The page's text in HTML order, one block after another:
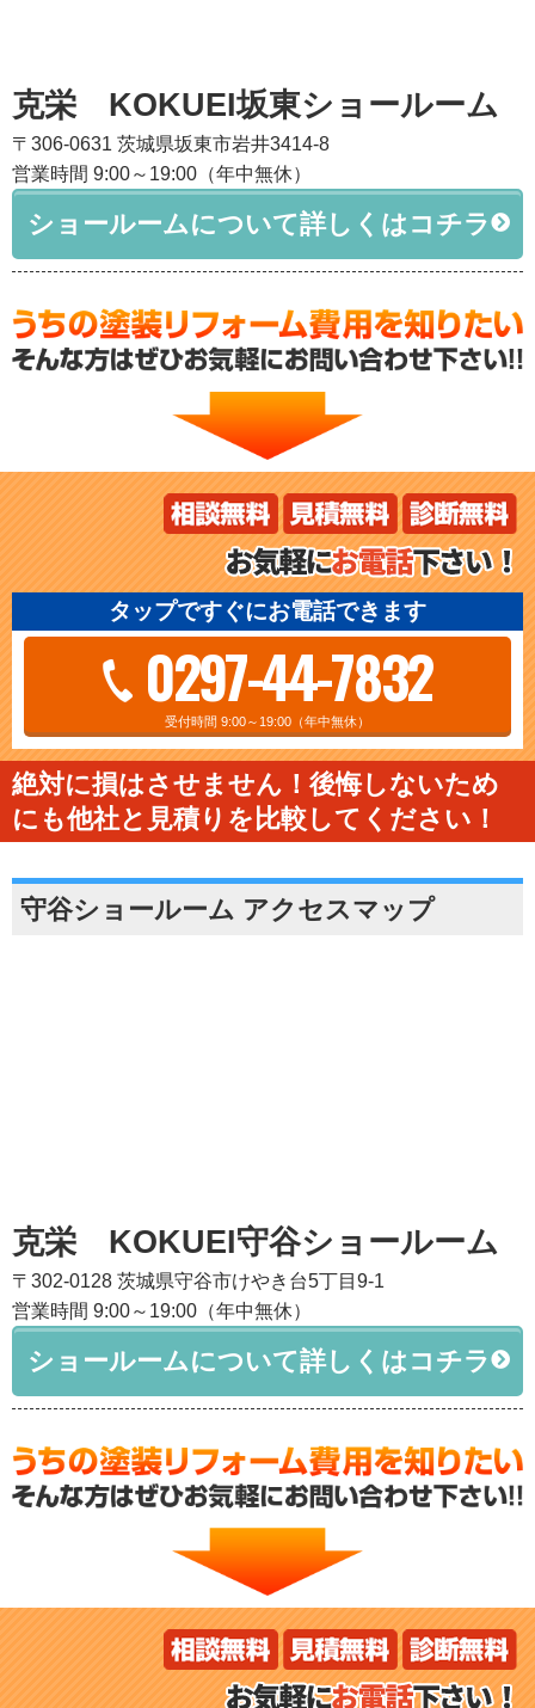
克栄 KOKUEI坂東ショールーム
〒306-0631 茨城県坂東市岩井3414-8
営業時間 9:00～19:00（年中無休）
ショールームについて詳しくはコチラ
タップですぐにお電話できます
0297-44-7832
受付時間 9:00～19:00（年中無休）
絶対に損はさせません！後悔しないため
にも他社と見積りを比較してください！
守谷ショールーム アクセスマップ
克栄 KOKUEI守谷ショールーム
〒302-0128 茨城県守谷市けやき台5丁目9-1
営業時間 9:00～19:00（年中無休）
ショールームについて詳しくはコチラ